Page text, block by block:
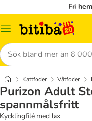
Fri
Meny
Sök
Kattfoder Våtfoder
Purizon Adult
spannmålsfritt
Kycklingfilé med lax